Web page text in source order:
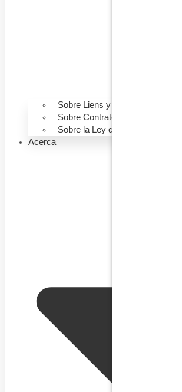
Sobre Liens y Colecciones
Sobre Contratos de Construcción
Sobre la Ley de Construcción
Acerca